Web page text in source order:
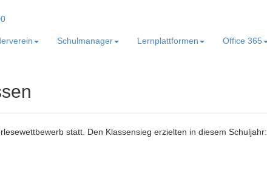
Schulmanager Lernplattformen Office 365
statt. Den Klassensieg erzielten in diesem Schuljahr: